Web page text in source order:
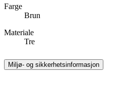
Farge
Brun
Materiale
Tre
Miljø- og sikkerhetsinformasjon